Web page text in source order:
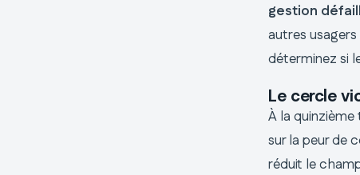
gestion
autres
déterminez si
Le cercle
À la
sur la peur de
réduit le